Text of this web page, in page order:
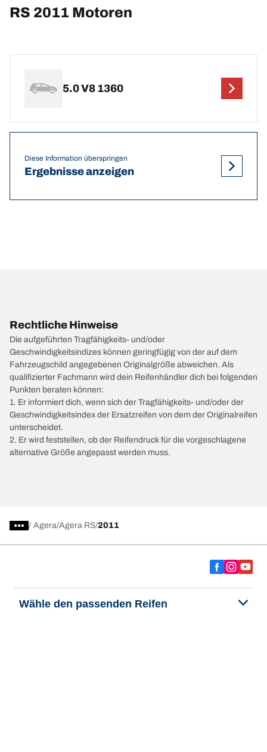
RS 2011 Motoren
5.0 V8 1360
Diese Information überspringen
Ergebnisse anzeigen
Rechtliche Hinweise
Die aufgeführten Tragfähigkeits- und/oder
Geschwindigkeitsindizes können geringfügig von der auf dem
Fahrzeugschild angegebenen Originalgröße abweichen. Als
qualifizierter Fachmann wird dein Reifenhändler dich bei folgenden
Punkten beraten können:
1. Er informiert dich, wenn sich der Tragfähigkeits- und/oder der
Geschwindigkeitsindex der Ersatzreifen von dem der Originalreifen
unterscheidet.
2. Er wird feststellen, ob der Reifendruck für die vorgeschlagene
alternative Größe angepasst werden muss.
/ Agera Agera RS 2011
Wähle den passenden Reifen